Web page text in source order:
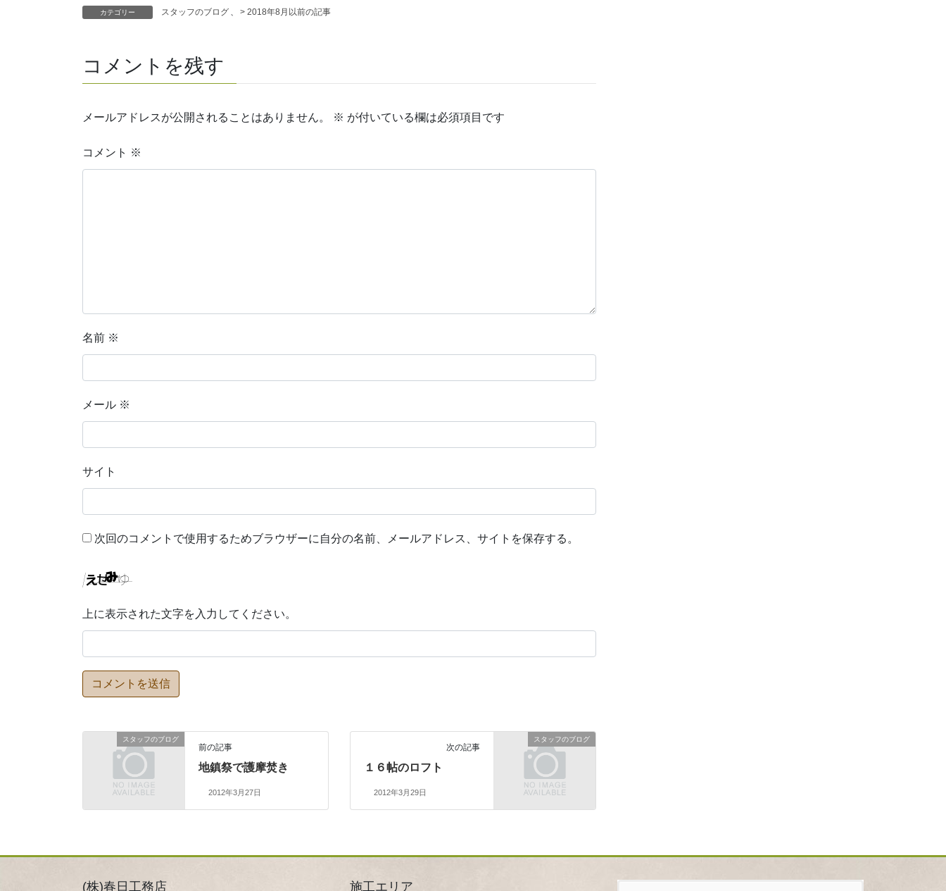
カテゴリー スタッフのブログ 、 > 2018年8月以前の記事
コメントを残す
メールアドレスが公開されることはありません。 ※ が付いている欄は必須項目です
コメント ※
名前 ※
メール ※
サイト
次回のコメントで使用するためブラウザーに自分の名前、メールアドレス、サイトを保存する。
上に表示された文字を入力してください。
スタッフのブログ
前の記事
地鎮祭で護摩焚き
2012年3月27日
スタッフのブログ
次の記事
１６帖のロフト
2012年3月29日
(株)春日工務店 施工エリア